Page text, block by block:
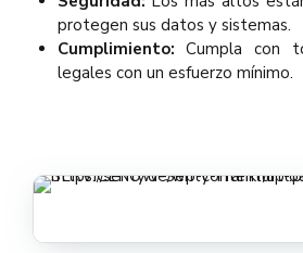
protegen sus datos y sistemas.
Cumplimiento: Cumpla con
legales con un esfuerzo mínimo.